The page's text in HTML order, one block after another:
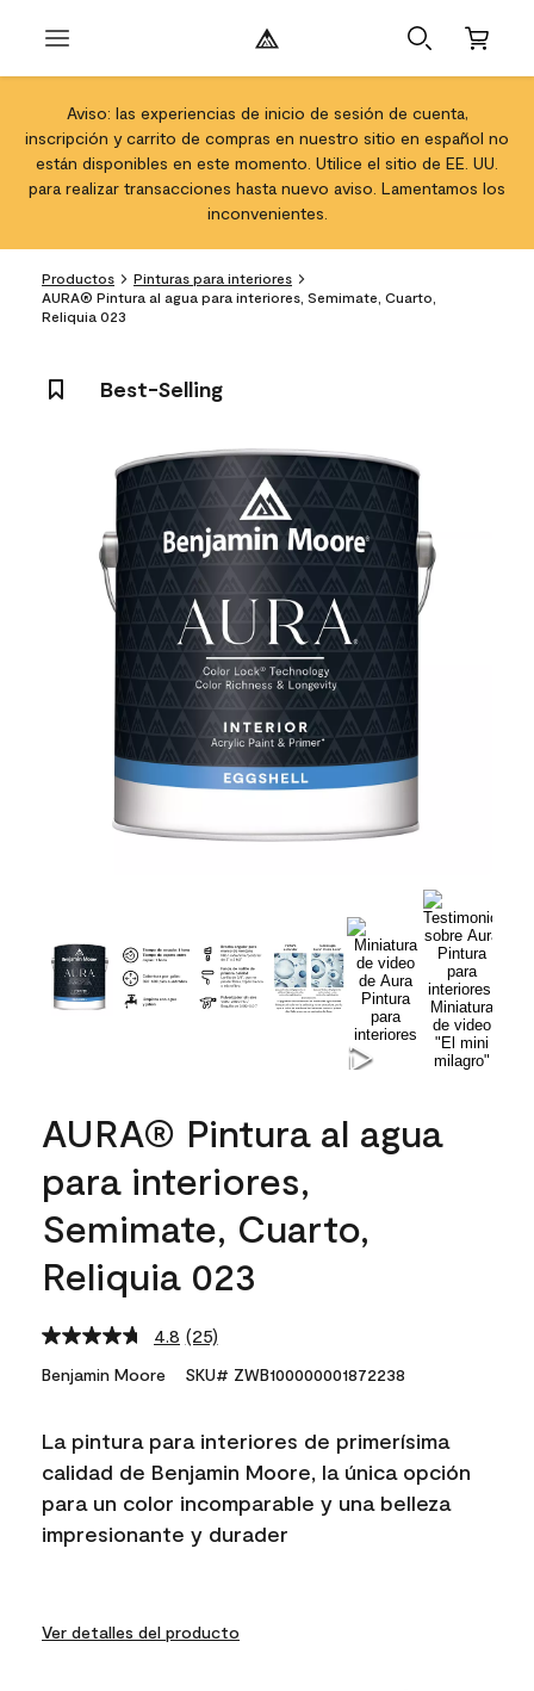
Aviso: las experiencias de inicio de sesión de cuenta,
inscripción y carrito de compras en nuestro sitio en español no
están disponibles en este momento. Utilice el sitio de EE. UU.
para realizar transacciones hasta nuevo aviso. Lamentamos los
inconvenientes.
Productos
Pinturas para interiores
AURA® Pintura al agua para interiores, Semimate, Cuarto,
Reliquia 023
Best-Selling
AURA® Pintura al agua
para interiores,
Semimate, Cuarto,
Reliquia 023
4.8 Read
25
Reviews.
link.
(25)
Benjamin Moore SKU# ZWB100000001872238
La pintura para interiores de primerísima
calidad de Benjamin Moore, la única opción
para un color incomparable y una belleza
impresionante y durader
Ver detalles del producto